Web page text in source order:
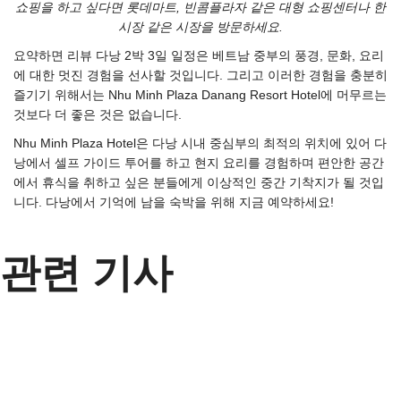
쇼핑을 하고 싶다면 롯데마트, 빈콤플라자 같은 대형 쇼핑센터나 한
시장 같은 시장을 방문하세요.
요약하면 리뷰 다낭 2박 3일 일정은 베트남 중부의 풍경, 문화, 요리
에 대한 멋진 경험을 선사할 것입니다. 그리고 이러한 경험을 충분히
즐기기 위해서는 Nhu Minh Plaza Danang Resort Hotel에 머무르는
것보다 더 좋은 것은 없습니다.
Nhu Minh Plaza Hotel은 다낭 시내 중심부의 최적의 위치에 있어 다
낭에서 셀프 가이드 투어를 하고 현지 요리를 경험하며 편안한 공간
에서 휴식을 취하고 싶은 분들에게 이상적인 중간 기착지가 될 것입
니다. 다낭에서 기억에 남을 숙박을 위해 지금 예약하세요!
관련 기사